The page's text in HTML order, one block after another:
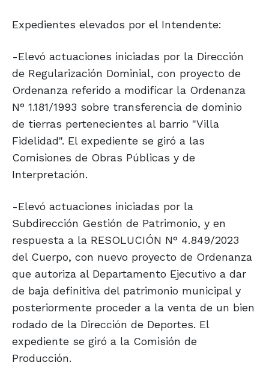
Expedientes elevados por el Intendente:
-Elevó actuaciones iniciadas por la Dirección
de Regularización Dominial, con proyecto de
Ordenanza referido a modificar la Ordenanza
N° 1.181/1993 sobre transferencia de dominio
de tierras pertenecientes al barrio "Villa
Fidelidad". El expediente se giró a las
Comisiones de Obras Públicas y de
Interpretación.
-Elevó actuaciones iniciadas por la
Subdirección Gestión de Patrimonio, y en
respuesta a la RESOLUCIÓN N° 4.849/2023
del Cuerpo, con nuevo proyecto de Ordenanza
que autoriza al Departamento Ejecutivo a dar
de baja definitiva del patrimonio municipal y
posteriormente proceder a la venta de un bien
rodado de la Dirección de Deportes. El
expediente se giró a la Comisión de
Producción.